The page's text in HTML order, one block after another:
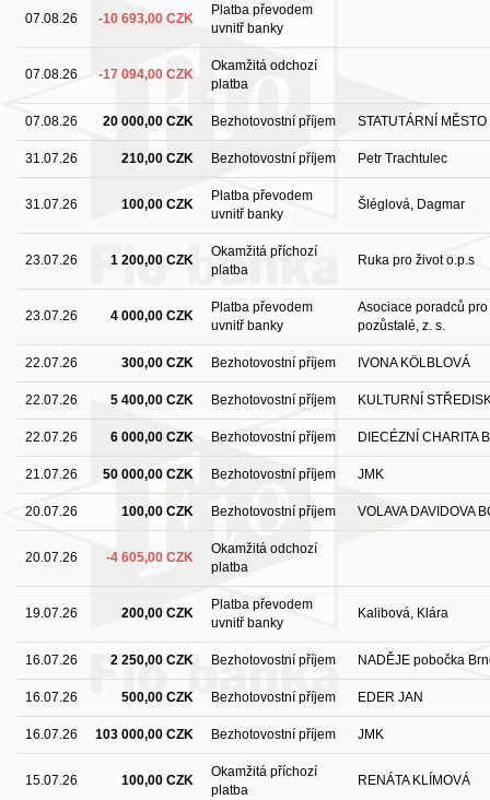
07.08.26 -10 693,00 CZK
Platba převodem
uvnitř banky
07.08.26 -17 094,00 CZK
Okamžitá odchozí
platba
07.08.26 20 000,00 CZK Bezhotovostní příjem STATUTÁRNÍ
31.07.26 210,00 CZK Bezhotovostní příjem Petr Trachtulec
31.07.26 100,00 CZK
Platba převodem
uvnitř banky
Šléglová, Dagmar
23.07.26 1 200,00 CZK
Okamžitá příchozí
platba
Ruka pro život o.p.s
23.07.26 4 000,00 CZK
Platba převodem
uvnitř banky
Asociace poradců pro
pozůstalé, z. s.
22.07.26 300,00 CZK Bezhotovostní příjem IVONA KÖLBLOVÁ
22.07.26 5 400,00 CZK Bezhotovostní příjem KULTURNÍ
22.07.26 6 000,00 CZK Bezhotovostní příjem DIECÉZNÍ CHARITA
21.07.26 50 000,00 CZK Bezhotovostní příjem JMK
20.07.26 100,00 CZK Bezhotovostní příjem VOLAVA DAVIDOVA
20.07.26 -4 605,00 CZK
Okamžitá odchozí
platba
19.07.26 200,00 CZK
Platba převodem
uvnitř banky
Kalibová, Klára
16.07.26 2 250,00 CZK Bezhotovostní příjem NADĚJE pobočka
16.07.26 500,00 CZK Bezhotovostní příjem EDER JAN
16.07.26 103 000,00 CZK Bezhotovostní příjem JMK
15.07.26 100,00 CZK
Okamžitá příchozí
platba
RENÁTA KLÍMOVÁ